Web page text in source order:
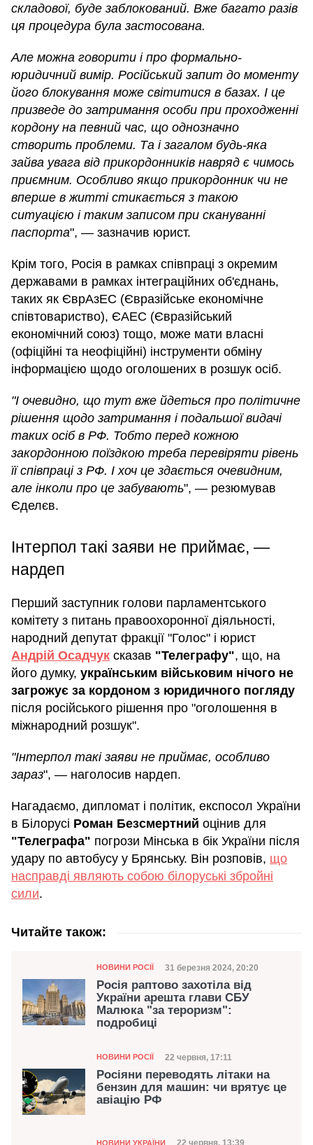
складової, буде заблокований. Вже багато разів
ця процедура була застосована.
Але можна говорити і про формально-
юридичний вимір. Російський запит до моменту
його блокування може світитися в базах. І це
призведе до затримання особи при проходженні
кордону на певний час, що однозначно
створить проблеми. Та і загалом будь-яка
зайва увага від прикордонників навряд є чимось
приємним. Особливо якщо прикордонник чи не
вперше в житті стикається з такою
ситуацією і таким записом при скануванні
паспорта", — зазначив юрист.
Крім того, Росія в рамках співпраці з окремим
державами в рамках інтеграційних об'єднань,
таких як ЄврАзЕС (Євразійське економічне
співтовариство), ЄАЕС (Євразійський
економічний союз) тощо, може мати власні
(офіційні та неофіційні) інструменти обміну
інформацією щодо оголошених в розшук осіб.
"І очевидно, що тут вже йдеться про політичне
рішення щодо затримання і подальшої видачі
таких осіб в РФ. Тобто перед кожною
закордонною поїздкою треба перевіряти рівень
її співпраці з РФ. І хоч це здається очевидним,
але інколи про це забувають", — резюмував
Єделєв.
Інтерпол такі заяви не приймає, —
нардеп
Перший заступник голови парламентського
комітету з питань правоохоронної діяльності,
народний депутат фракції "Голос" і юрист
Андрій Осадчук сказав "Телеграфу", що, на
його думку, українським військовим нічого не
загрожує за кордоном з юридичного погляду
після російського рішення про "оголошення в
міжнародний розшук".
"Інтерпол такі заяви не приймає, особливо
зараз", — наголосив нардеп.
Нагадаємо, дипломат і політик, експосол України
в Білорусі Роман Безсмертний оцінив для
"Телеграфа" погрози Мінська в бік України після
удару по автобусу у Брянську. Він розповів, що
насправді являють собою білоруські збройні
сили.
Читайте також:
Категорія
НОВИНИ РОСІЇ Дата публікації
31 березня 2024, 20:20
Росія раптово захотіла від
України арешта глави СБУ
Малюка "за тероризм":
подробиці
Категорія
НОВИНИ РОСІЇ Дата публікації
22 червня, 17:11
Росіяни переводять літаки на
бензин для машин: чи врятує це
авіацію РФ
Категорія
НОВИНИ УКРАЇНИ